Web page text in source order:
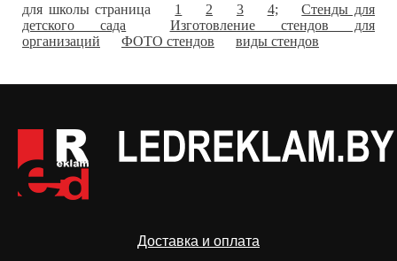
для школы страница 1 2 3 4;
Стенды для
детского сада
Изготовление стендов для
организаций
ФОТО стендов виды стендов
Доставка и оплата